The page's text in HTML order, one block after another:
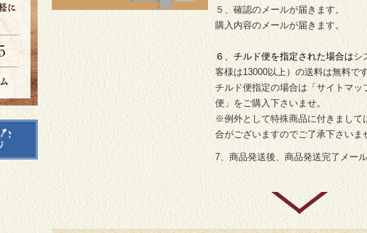
５、確認のメールが届きます。
購入内容のメールが届きます。
６、チルド便を指定された場合はシ
客様は13000以上）の送料は無料で
チルド便指定の場合は「サイトマ
便」をご購入下さいませ。
※例外として特殊商品に付きまして
合がございますのでご了承下さいま
7、商品発送後、商品発送完了メー